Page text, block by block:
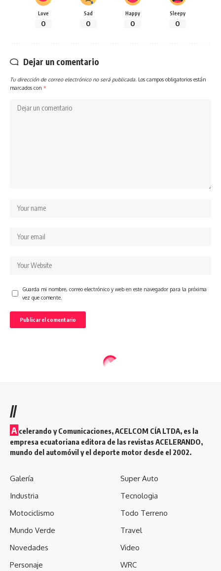
Love
0
Sad
0
Happy
0
Sleepy
0
Dejar un comentario
Tu dirección de correo electrónico no será publicada. Los campos obligatorios están
marcados con *
Guarda mi nombre, correo electrónico y web en este navegador para la próxima
vez que comente.
//
A celerando y Comunicaciones, ACELCOM CÍA LTDA, es la
empresa ecuatoriana editora de las revistas ACELERANDO,
mundo del automóvil y el deporte motor desde el 2002.
Galería
Industria
Motociclismo
Mundo Verde
Novedades
Personaje
Super Auto
Tecnologia
Todo Terreno
Travel
Video
WRC